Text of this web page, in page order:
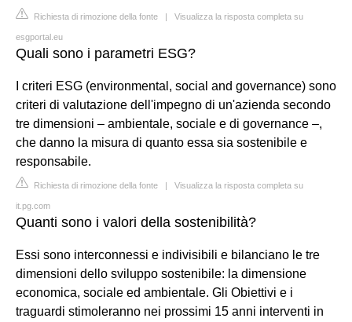
Richiesta di rimozione della fonte | Visualizza la risposta completa su
esgportal.eu
Quali sono i parametri ESG?
I criteri ESG (environmental, social and governance) sono
criteri di valutazione dell'impegno di un'azienda secondo
tre dimensioni – ambientale, sociale e di governance –,
che danno la misura di quanto essa sia sostenibile e
responsabile.
Richiesta di rimozione della fonte | Visualizza la risposta completa su
it.pg.com
Quanti sono i valori della sostenibilità?
Essi sono interconnessi e indivisibili e bilanciano le tre
dimensioni dello sviluppo sostenibile: la dimensione
economica, sociale ed ambientale. Gli Obiettivi e i
traguardi stimoleranno nei prossimi 15 anni interventi in